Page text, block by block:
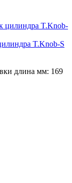
T.Knob-S
длина мм: 169